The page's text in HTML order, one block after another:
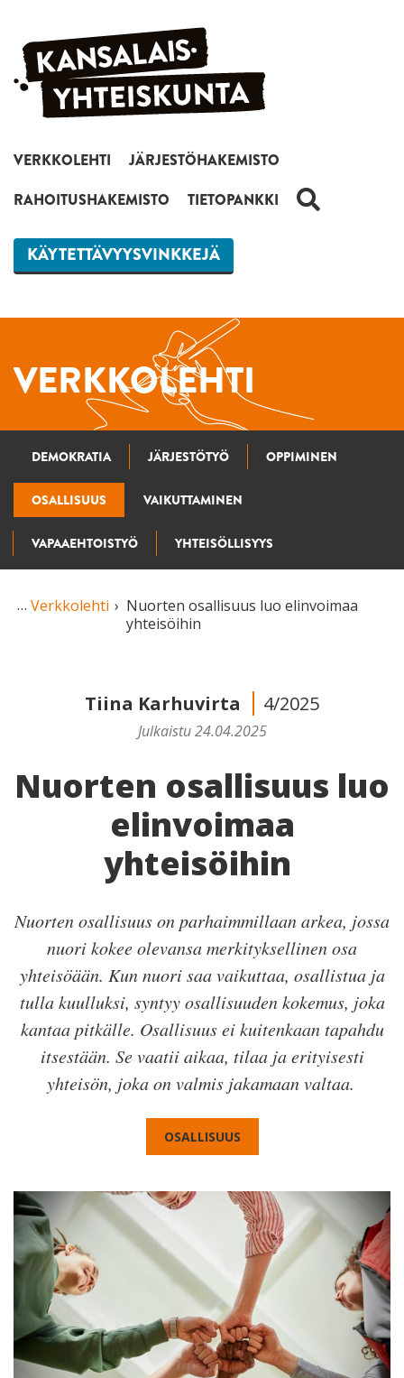
Siirry sisältöön
VERKKOLEHTI
JÄRJESTÖHAKEMISTO
RAHOITUSHAKEMISTO
TIETOPANKKI HAKU
KÄYTETTÄVYYSVINKKEJÄ
VERKKOLEHTI
DEMOKRATIA JÄRJESTÖTYÖ OPPIMINEN
OSALLISUUS VAIKUTTAMINEN
VAPAAEHTOISTYÖ YHTEISÖLLISYYS
Verkkolehti
Nuorten osallisuus luo elinvoimaa
yhteisöihin
Tiina Karhuvirta 4/2025
Julkaistu 24.04.2025
Nuorten osallisuus luo
elinvoimaa
yhteisöihin
Nuorten osallisuus on parhaimmillaan arkea, jossa
nuori kokee olevansa merkityksellinen osa
yhteisöään. Kun nuori saa vaikuttaa, osallistua ja
tulla kuulluksi, syntyy osallisuuden kokemus, joka
kantaa pitkälle. Osallisuus ei kuitenkaan tapahdu
itsestään. Se vaatii aikaa, tilaa ja erityisesti
yhteisön, joka on valmis jakamaan valtaa.
OSALLISUUS